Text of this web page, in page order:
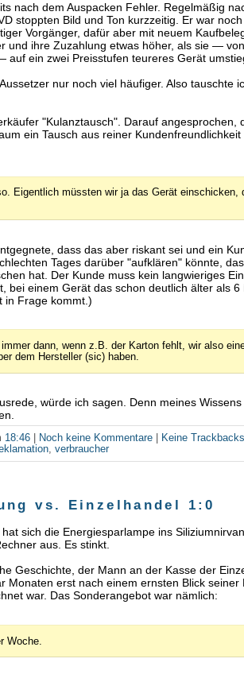
nach dem Auspacken Fehler. Regelmäßig
stoppten Bild und Ton kurzzeitig. Er war
Vorgänger, dafür aber mit neuem
und ihre Zuzahlung etwas höher, als sie —
auf ein zwei Preisstufen teureres Gerät
nur noch viel häufiger. Also tauschte
"Kulanztausch". Darauf angesprochen,
ein Tausch aus reiner
Eigentlich müssten wir ja das Gerät einschicken,
dass das aber riskant sei und ein
Tages darüber "aufklären" könnte,
hat. Der Kunde muss kein langwieriges
bei einem Gerät das schon deutlich älter als 6
in Frage kommt.)
dann, wenn z.B. der Karton fehlt, wir also
dem Hersteller (sic) haben.
würde ich sagen. Denn meines
18:46 Noch keine Kommentare
Keine Trackbacks
,verbraucher
vs. Einzelhandel 1:0
sich die Energiesparlampe ins
aus. Es stinkt.
Geschichte, der Mann an der Kasse der
Monaten erst nach einem ernsten Blick seiner
war. Das Sonderangebot war nämlich:
Woche.